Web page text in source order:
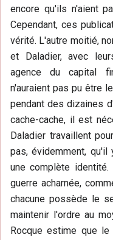
encore qu'ils n'aient
Cependant, ces
vérité. L'autre moitié,
et Daladier, avec
agence du capital
n'auraient pas pu être
pendant des dizaines
cache-cache, il est
Daladier travaillent
pas, évidemment,
une complète
guerre acharnée,
chacune possède le
maintenir l'ordre au
Rocque estime que